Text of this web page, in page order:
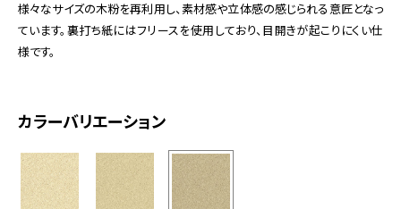
お知らせプライバシーポリシーサイトマップ関連団体リンク集
EN
様々なサイズの木粉を再利用し、素材感や立体感の感じられる意匠となっ
ています。裏打ち紙にはフリースを使用しており、目開きが起こりにくい仕
様です。
カラーバリエーション